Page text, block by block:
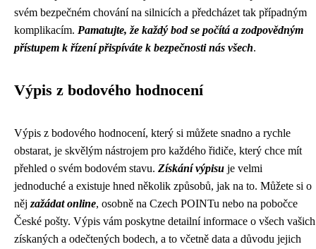
svém bezpečném chování na silnicích a předcházet tak případným
komplikacím. Pamatujte, že každý bod se počítá a zodpovědným
přístupem k řízení přispíváte k bezpečnosti nás všech.
Výpis z bodového hodnocení
Výpis z bodového hodnocení, který si můžete snadno a rychle
obstarat, je skvělým nástrojem pro každého řidiče, který chce mít
přehled o svém bodovém stavu. Získání výpisu je velmi
jednoduché a existuje hned několik způsobů, jak na to. Můžete si o
něj zažádat online, osobně na Czech POINTu nebo na pobočce
České pošty. Výpis vám poskytne detailní informace o všech vašich
získaných a odečtených bodech, a to včetně data a důvodu jejich